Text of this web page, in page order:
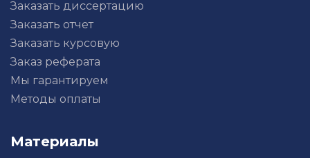
Заказать диссертацию
Заказать отчет
Заказать курсовую
Заказ реферата
Мы гарантируем
Методы оплаты
Материалы